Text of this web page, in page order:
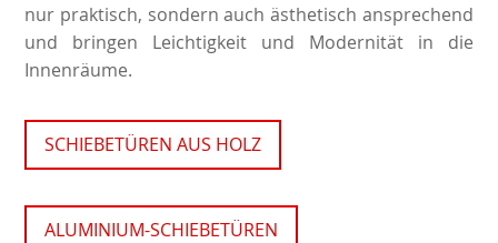
nur praktisch, sondern auch ästhetisch ansprechend
und bringen Leichtigkeit und Modernität in die
Innenräume.
SCHIEBETÜREN AUS HOLZ
ALUMINIUM-SCHIEBETÜREN